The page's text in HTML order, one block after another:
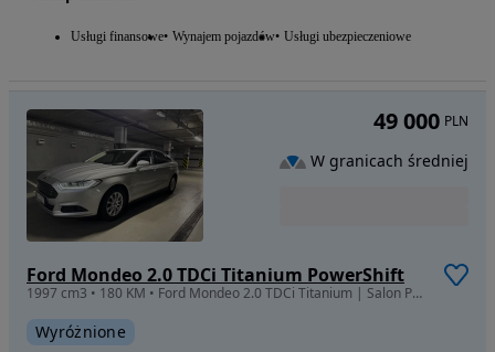
Usługi finansowe Wynajem pojazdów Usługi ubezpieczeniowe
Ford Mondeo 2.0 TDCi Titanium PowerShift
1997 cm3 • 180 KM • Ford Mondeo 2.0 TDCi Titanium | Salon PL | 49 000 PLN
Wyróżnione
49 000 PLN
W granicach średniej